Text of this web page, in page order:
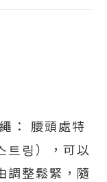
： 腰頭處特
트링），可以
調整鬆緊，隨